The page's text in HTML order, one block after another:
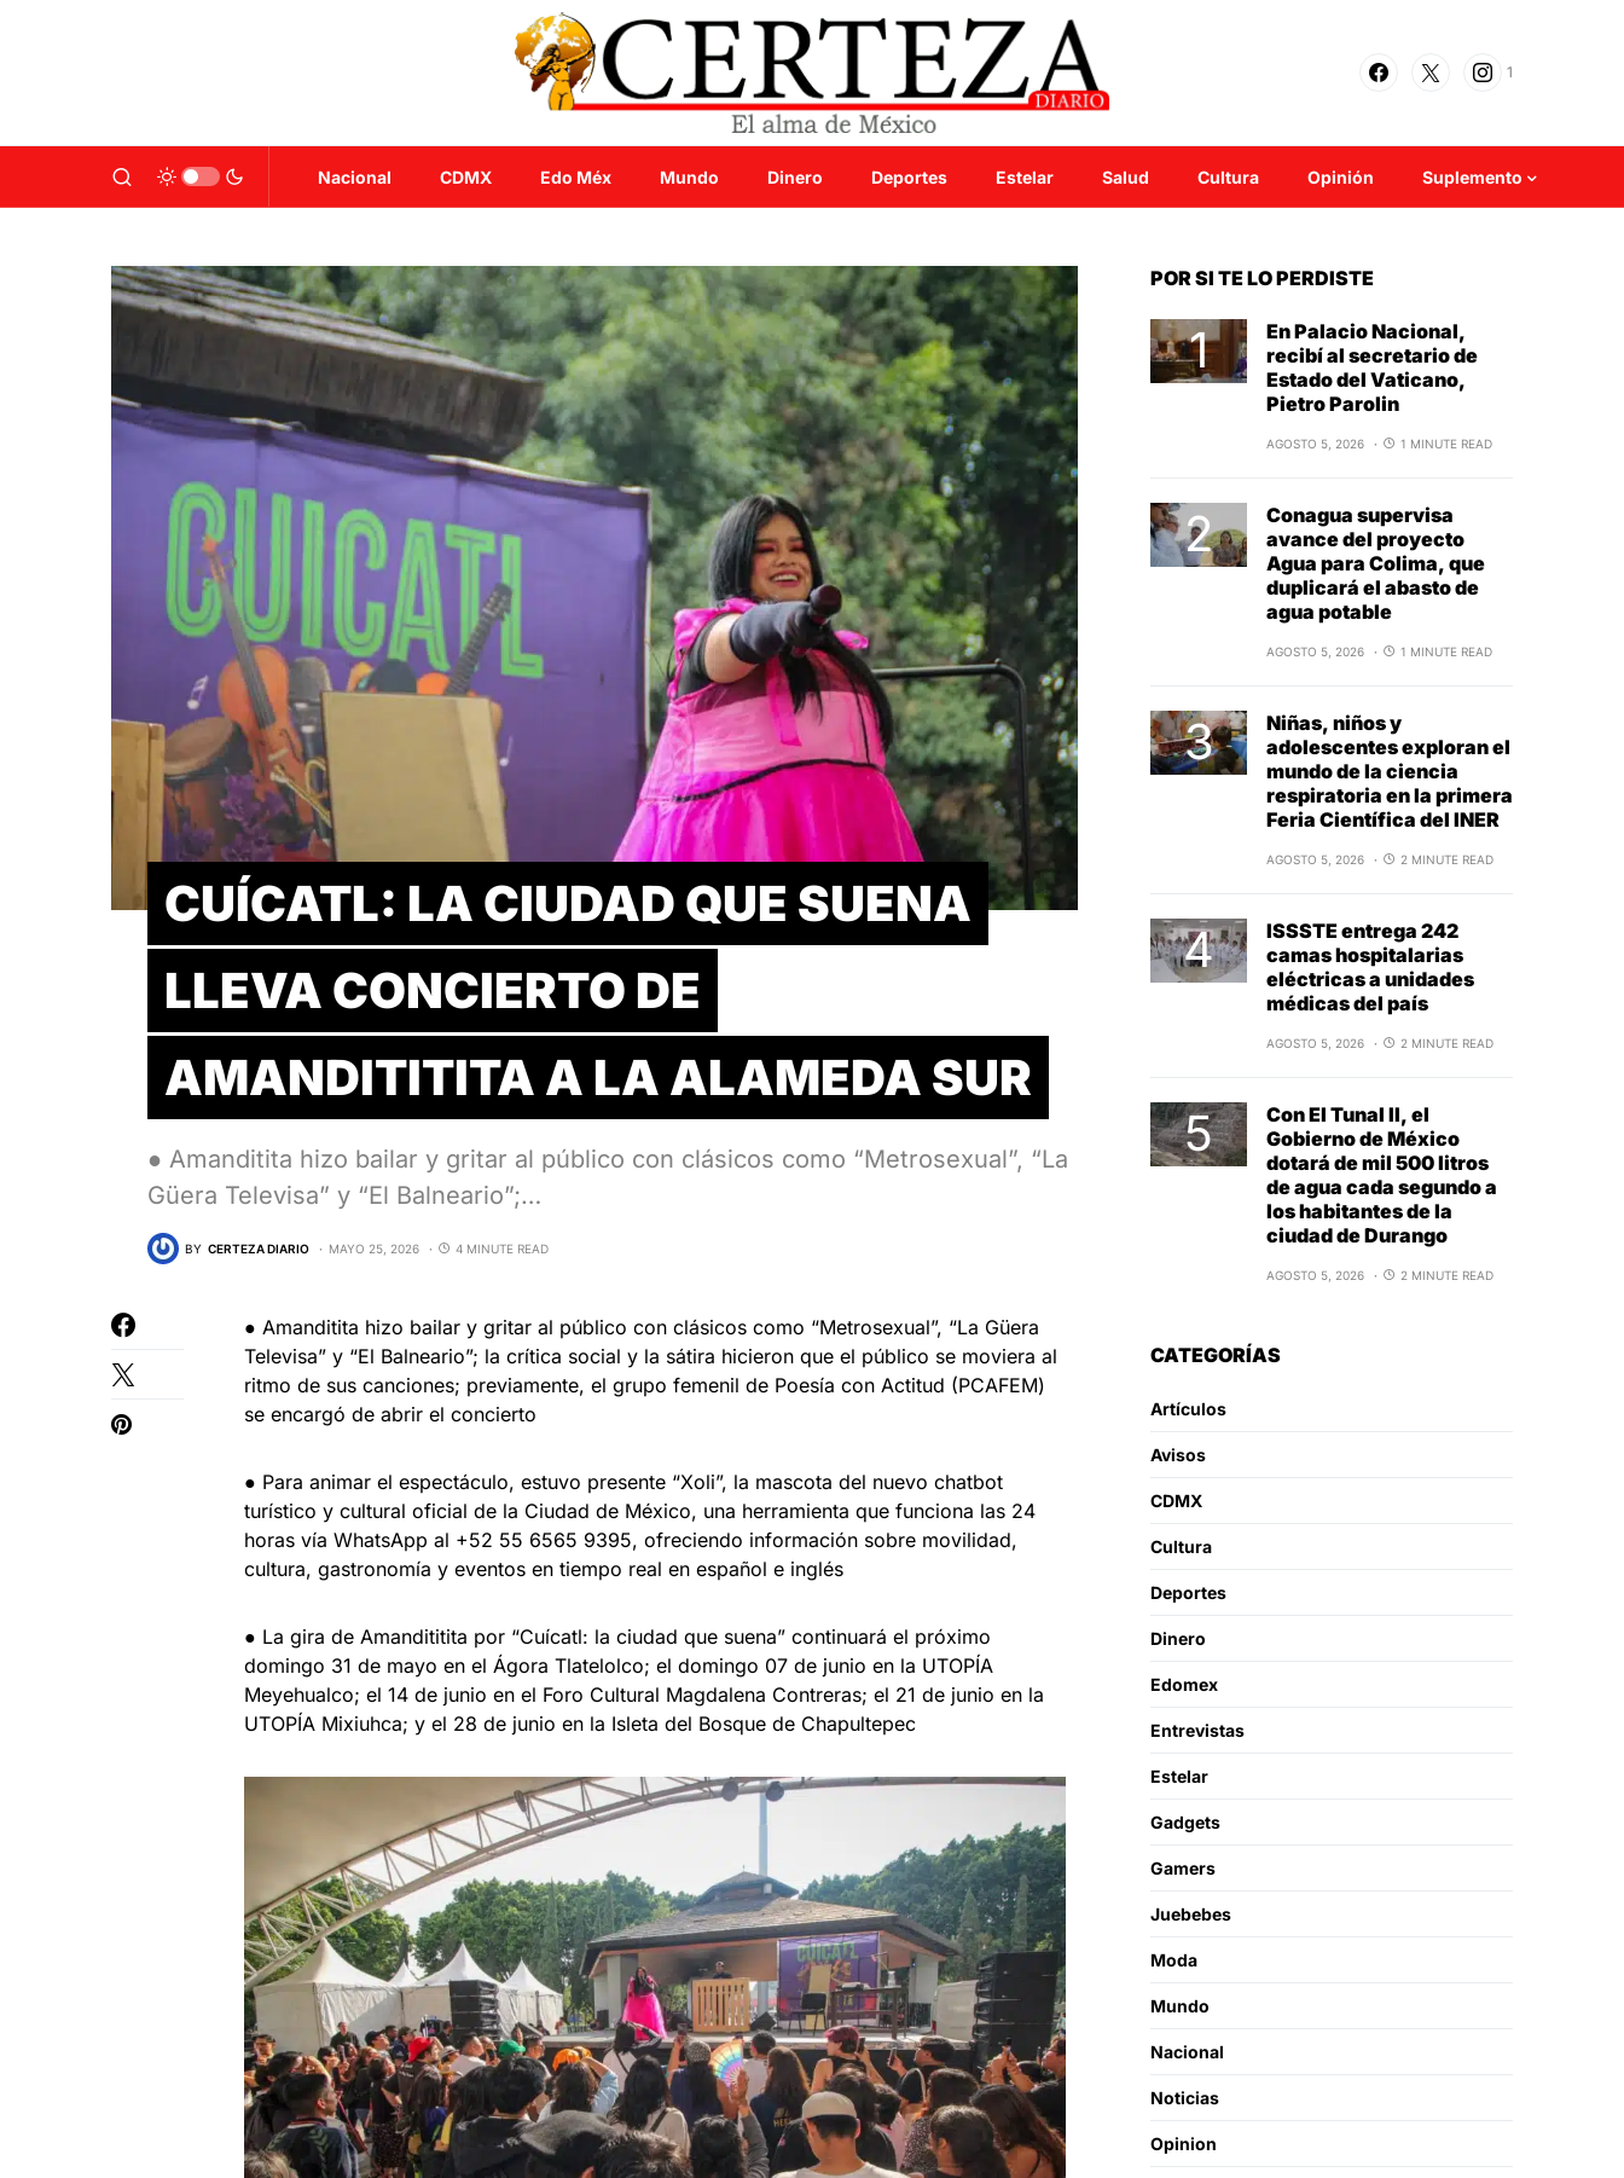
1
Nacional CDMX Edo Méx Mundo Dinero Deportes Estelar Salud Cultura Opinión Suplemento
CUÍCATL: LA CIUDAD QUE SUENA
LLEVA CONCIERTO DE
AMANDITITITA A LA ALAMEDA SUR
● Amanditita hizo bailar y gritar al público con clásicos como “Metrosexual”, “La
Güera Televisa” y “El Balneario”;…
BY CERTEZA DIARIO MAYO 25, 2026 4 MINUTE READ
● Amanditita hizo bailar y gritar al público con clásicos como “Metrosexual”, “La Güera
Televisa” y “El Balneario”; la crítica social y la sátira hicieron que el público se moviera al
ritmo de sus canciones; previamente, el grupo femenil de Poesía con Actitud (PCAFEM)
se encargó de abrir el concierto
● Para animar el espectáculo, estuvo presente “Xoli”, la mascota del nuevo chatbot
turístico y cultural oficial de la Ciudad de México, una herramienta que funciona las 24
horas vía WhatsApp al +52 55 6565 9395, ofreciendo información sobre movilidad,
cultura, gastronomía y eventos en tiempo real en español e inglés
● La gira de Amandititita por “Cuícatl: la ciudad que suena” continuará el próximo
domingo 31 de mayo en el Ágora Tlatelolco; el domingo 07 de junio en la UTOPÍA
Meyehualco; el 14 de junio en el Foro Cultural Magdalena Contreras; el 21 de junio en la
UTOPÍA Mixiuhca; y el 28 de junio en la Isleta del Bosque de Chapultepec
POR SI TE LO PERDISTE
En Palacio Nacional,
recibí al secretario de
Estado del Vaticano,
Pietro Parolin
AGOSTO 5, 2026 1 MINUTE READ
Conagua supervisa
avance del proyecto
Agua para Colima, que
duplicará el abasto de
agua potable
AGOSTO 5, 2026 1 MINUTE READ
Niñas, niños y
adolescentes exploran el
mundo de la ciencia
respiratoria en la primera
Feria Científica del INER
AGOSTO 5, 2026 2 MINUTE READ
ISSSTE entrega 242
camas hospitalarias
eléctricas a unidades
médicas del país
AGOSTO 5, 2026 2 MINUTE READ
Con El Tunal II, el
Gobierno de México
dotará de mil 500 litros
de agua cada segundo a
los habitantes de la
ciudad de Durango
AGOSTO 5, 2026 2 MINUTE READ
CATEGORÍAS
Artículos
Avisos
CDMX
Cultura
Deportes
Dinero
Edomex
Entrevistas
Estelar
Gadgets
Gamers
Juebebes
Moda
Mundo
Nacional
Noticias
Opinion